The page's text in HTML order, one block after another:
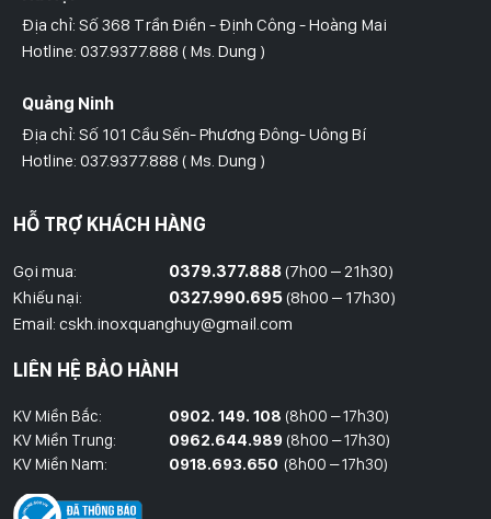
Địa chỉ: Số 368 Trần Điền - Định Công - Hoàng Mai
Hotline: 037.9377.888 ( Ms. Dung )
Quảng Ninh
Địa chỉ: Số 101 Cầu Sến- Phương Đông- Uông Bí
Hotline: 037.9377.888 ( Ms. Dung )
Hồ Chí Minh
Hotline: 09786.01.388 ( Mr. Huy )
Thái Bình
Đối diện ủy ban nhân dân xã Vũ Hoà - Kiến Xương - Thái Bình
Hotline: 037.9377.888 ( Ms. Dung )
Đồng Nai
Địa Chỉ : 1066- QL 51 Tổ 3- Ấp Đồng- Phước Tân- Biên Hòa
Hotline: 037.9377.888 ( Ms. Dung )
HỖ TRỢ KHÁCH HÀNG
Gọi mua: 0379.377.888(7h00 – 21h30)
Khiếu nại:
0327.990.695(8h00 – 17h30)
Email: cskh.inoxquanghuy@gmail.com
LIÊN HỆ BẢO HÀNH
KV Miền Bắc: 0902. 149. 108 (8h00 – 17h30)
KV Miền Trung:
0962.644.989 (8h00 – 17h30)
KV Miền Nam:
0918.693.650 (8h00 – 17h30)